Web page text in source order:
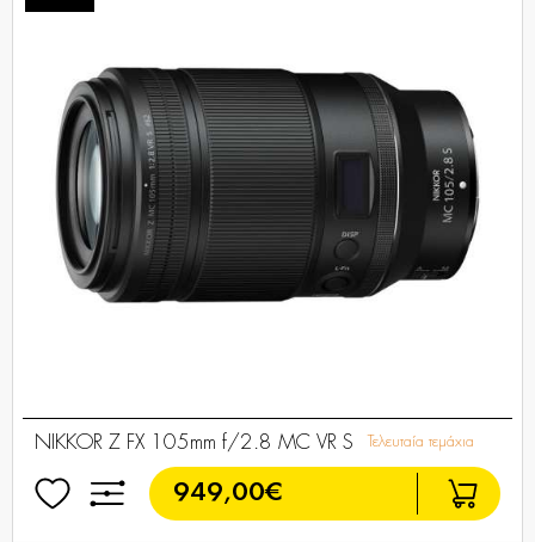
NIKKOR Z FX 105mm f/2.8 MC VR S Τελευταία τεμάχια
949,00€